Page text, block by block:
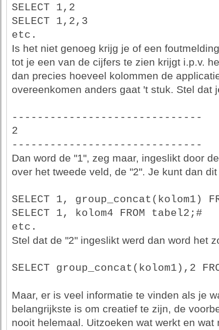
SELECT 1,2
SELECT 1,2,3
etc.
Is het niet genoeg krijg je of een
tot je een van de cijfers te zien krijgt i.p.v.
dan precies hoeveel kolommen de
overeenkomen anders gaat 't stuk. Stel dat
------------------------------
2
------------------------------
Dan word de "1", zeg maar, ingeslikt door
over het tweede veld, de "2". Je kunt dan
SELECT 1, group_concat(kolom1)
SELECT 1, kolom4 FROM tabel2;#
etc.
Stel dat de "2" ingeslikt werd dan word het
SELECT group_concat(kolom1),2
Maar, er is veel informatie te vinden als je
belangrijkste is om creatief te zijn, de
nooit helemaal. Uitzoeken wat werkt en